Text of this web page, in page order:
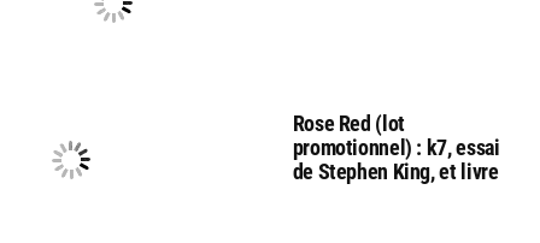
Rose Red (lot
promotionnel) : k7, essai
de Stephen King, et livre